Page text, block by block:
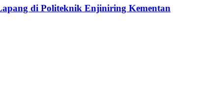
di Politeknik Enjiniring Kementan